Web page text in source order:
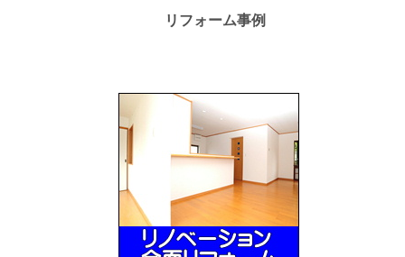
リフォーム事例